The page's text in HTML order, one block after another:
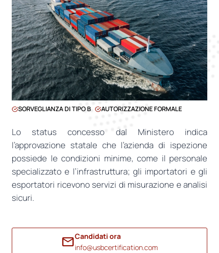
SORVEGLIANZA DI TIPO B AUTORIZZAZIONE FORMALE
Lo status concesso dal Ministero indica
l’approvazione statale che l’azienda di ispezione
possiede le condizioni minime, come il personale
specializzato e l’infrastruttura; gli importatori e gli
esportatori ricevono servizi di misurazione e analisi
sicuri.
Candidati ora
info@usbcertification.com